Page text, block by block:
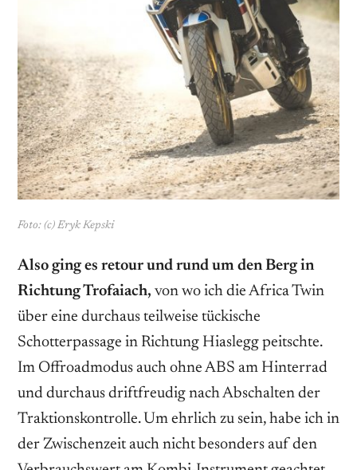
Foto: (c) Eryk Kepski
Also ging es retour und rund um den Berg in
Richtung Trofaiach, von wo ich die Africa Twin
über eine durchaus teilweise tückische
Schotterpassage in Richtung Hiaslegg peitschte.
Im Offroadmodus auch ohne ABS am Hinterrad
und durchaus driftfreudig nach Abschalten der
Traktionskontrolle. Um ehrlich zu sein, habe ich in
der Zwischenzeit auch nicht besonders auf den